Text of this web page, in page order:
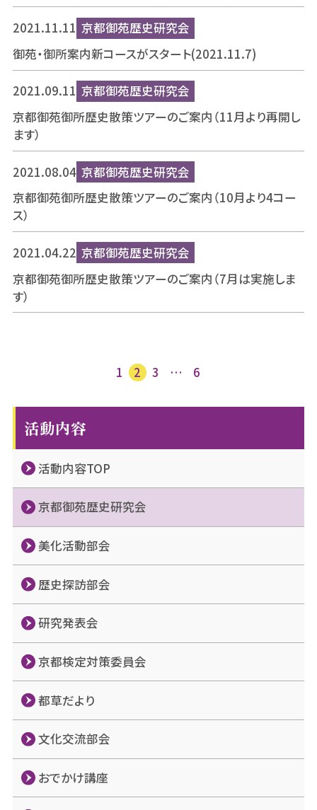
活動内容
活動内容TOP
京都御苑歴史研究会
美化活動部会
歴史探訪部会
研究発表会
京都検定対策委員会
都草だより
文化交流部会
おでかけ講座
2021.11.11 京都御苑歴史研究会
御苑・御所案内新コースがスタート(2021.11.7)
2021.09.11 京都御苑歴史研究会
京都御苑御所歴史散策ツアーのご案内（11月より再開し
ます）
2021.08.04 京都御苑歴史研究会
京都御苑御所歴史散策ツアーのご案内（10月より4コー
ス）
2021.04.22 京都御苑歴史研究会
京都御苑御所歴史散策ツアーのご案内（7月は実施しま
す）
ナ
ー
シ
ョ
ン
1 2 3 … 6